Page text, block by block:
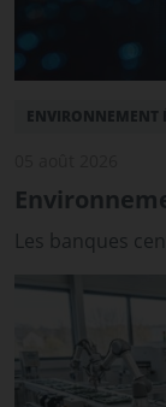
ENVIRONNEMENT
Les banques